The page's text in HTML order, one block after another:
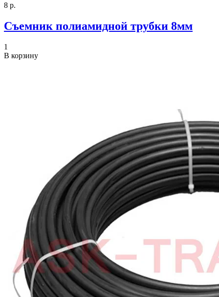
8 р.
Съемник полиамидной трубки 8мм
1
В корзину